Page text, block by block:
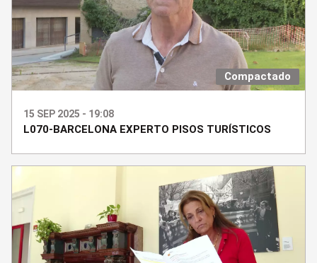
Compactado
15 SEP 2025 - 19:08
L070-BARCELONA EXPERTO PISOS TURÍSTICOS